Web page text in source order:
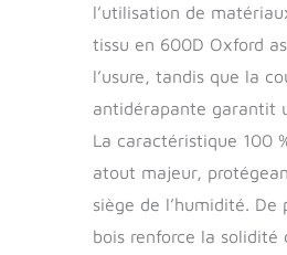
l’utilisation de
tissu en 600D Oxford
l’usure, tandis que la
antidérapante garantit
La caractéristique 100
atout majeur,
siège de l’humidité.
bois renforce la solidité